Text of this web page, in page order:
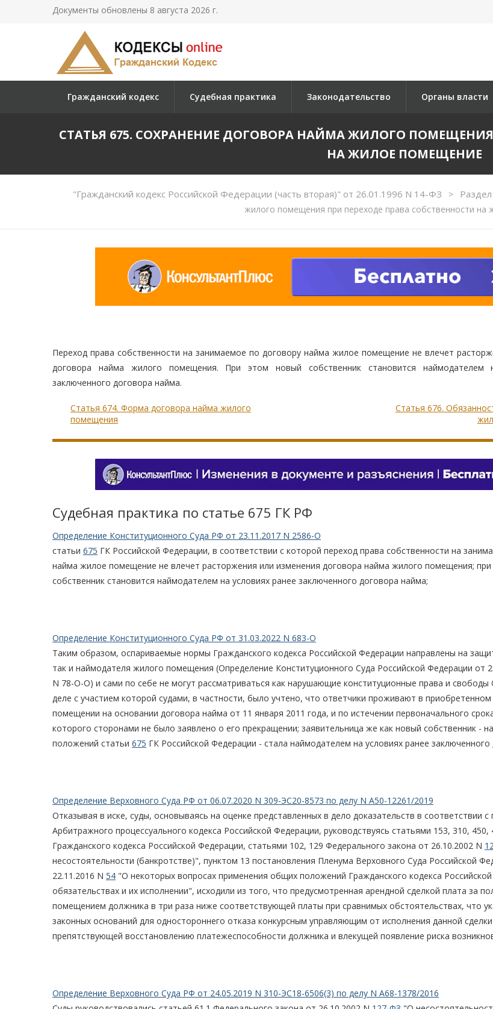
Документы обновлены 8 августа 2026 г.
Гражданский кодекс Судебная практика Законодательство Органы власти
СТАТЬЯ 675. СОХРАНЕНИЕ ДОГОВОРА НАЙМА ЖИЛОГО
НА ЖИЛОЕ ПОМЕЩЕНИЕ
"Гражданский кодекс Российской Федерации (часть вторая)" от 26.01.1996 N 14-ФЗ >
жилого помещения при переходе права собственности
Переход права собственности на занимаемое по договору найма жилое помещение не влечет
договора найма жилого помещения. При этом новый собственник становится наймодателем
заключенного договора найма.
Статья 674. Форма договора найма жилого
помещения
Статья 676.
Судебная практика по статье 675 ГК РФ
Определение Конституционного Суда РФ от 23.11.2017 N 2586-О
статьи 675 ГК Российской Федерации, в соответствии с которой переход права собственности на
найма жилое помещение не влечет расторжения или изменения договора найма жилого помещения;
собственник становится наймодателем на условиях ранее заключенного договора найма;
Определение Конституционного Суда РФ от 31.03.2022 N 683-О
Таким образом, оспариваемые нормы Гражданского кодекса Российской Федерации направлены на
так и наймодателя жилого помещения (Определение Конституционного Суда Российской Федерации от
N 78-О-О) и сами по себе не могут рассматриваться как нарушающие конституционные права и
деле с участием которой судами, в частности, было учтено, что ответчики проживают в
помещении на основании договора найма от 11 января 2011 года, и по истечении первоначального
которого сторонами не было заявлено о его прекращении; заявительница же как новый собственник -
положений статьи 675 ГК Российской Федерации - стала наймодателем на условиях ранее
Определение Верховного Суда РФ от 06.07.2020 N 309-ЭС20-8573 по делу N А50-12261/2019
Отказывая в иске, суды, основываясь на оценке представленных в дело доказательств в соответствии
Арбитражного процессуального кодекса Российской Федерации, руководствуясь статьями 153, 310, 450,
Гражданского кодекса Российской Федерации, статьями 102, 129 Федерального закона от 26.10.2002 N
несостоятельности (банкротстве)", пунктом 13 постановления Пленума Верховного Суда Российской
22.11.2016 N 54 "О некоторых вопросах применения общих положений Гражданского кодекса
обязательствах и их исполнении", исходили из того, что предусмотренная арендной сделкой плата за
помещением должника в три раза ниже соответствующей платы при сравнимых обстоятельствах, что
законных оснований для одностороннего отказа конкурсным управляющим от исполнения данной
препятствующей восстановлению платежеспособности должника и влекущей появление риска
Определение Верховного Суда РФ от 24.05.2019 N 310-ЭС18-6506(3) по делу N А68-1378/2016